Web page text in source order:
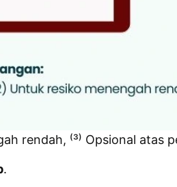
rendah, ⁽³⁾ Opsional atas
.